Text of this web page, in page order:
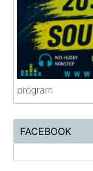
program
FACEBOOK